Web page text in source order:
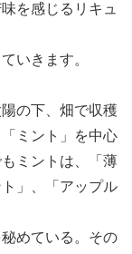
を感じるリキュ
いきます。
の下、畑で収穫
ミント」を中心
ミントは、「薄
」、「アップル
めている。その